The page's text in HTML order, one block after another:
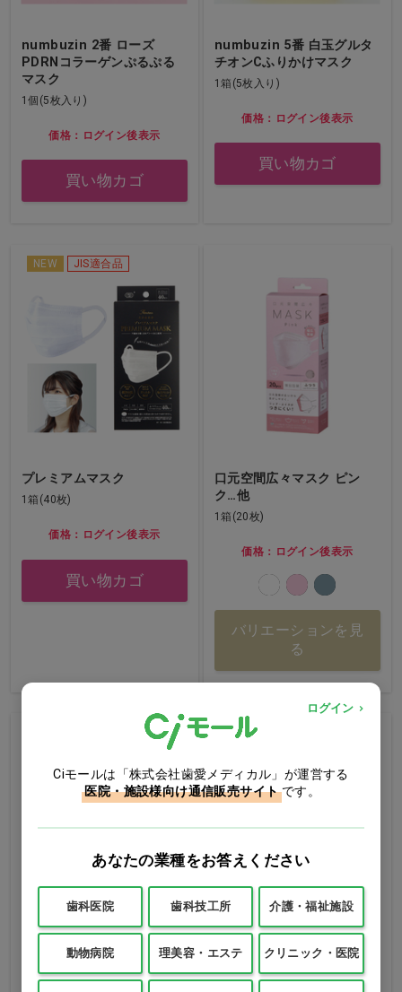
numbuzin 2番 ローズ
PDRNコラーゲンぷるぷる
マスク
1個(5枚入り)
価格：ログイン後表示
買い物カゴ
numbuzin 5番 白玉グルタ
チオンCふりかけマスク
1箱(5枚入り)
価格：ログイン後表示
買い物カゴ
NEW JIS適合品
プレミアムマスク
1箱(40枚)
価格：ログイン後表示
買い物カゴ
口元空間広々マスク ピン
ク…他
1箱(20枚)
価格：ログイン後表示
バリエーションを見
る
a.m. Sunday ハッピーハイ
ドロゲルマスク
1枚
Ciオリジナル
ソフトマスク
ログイン
Ciモールは「株式会社歯愛メディカル」が運営する
医院・施設様向け通信販売サイト です。
あなたの業種をお答えください
歯科医院 歯科技工所 介護・福祉施設
動物病院 理美容・エステ クリニック・医院